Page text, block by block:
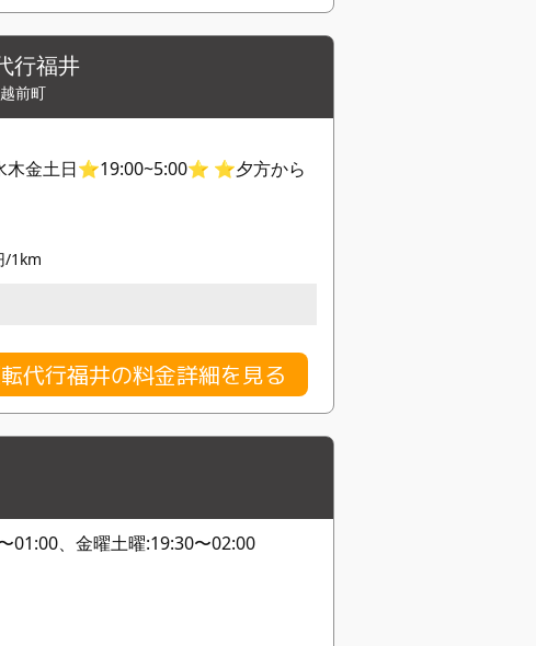
行福井
前町
木金土日⭐︎19:00~5:00⭐︎ ⭐️夕方から
/1km
代行福井の料金詳細を見る
01:00、金曜土曜:19:30〜02:00